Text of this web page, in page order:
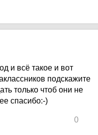
и всё такое и вот
подскажите
только чтоб они не
спасибо:-)
0